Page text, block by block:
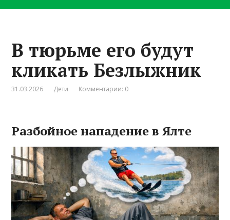
В тюрьме его будут
кликать Безлыжник
31.03.2026 Дети Комментарии: 0
Разбойное нападение в Ялте